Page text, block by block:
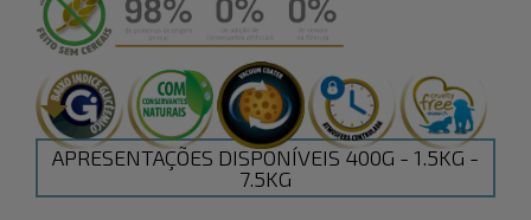
APRESENTAÇÕES DISPONÍVEIS 400G - 1.5KG -
7.5KG